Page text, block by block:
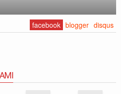
facebook blogger disqus